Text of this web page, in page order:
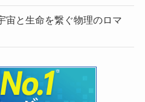
宙と生命を繋ぐ物理のロマ